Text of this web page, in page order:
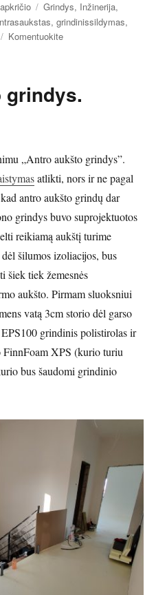
Kategorijos
Grindys, Inžinerija,
,grindinissildymas,
Komentuokiteįrašą
Grindinis
grindys.
„Antro aukšto grindys”.
atlikti, nors ir ne pagal
antro aukšto grindų dar
grindys buvo suprojektuotos
reikiamą aukštį turime
šilumos izoliacijos, bus
šiek tiek žemesnės
aukšto. Pirmam sluoksniui
vatą 3cm storio dėl garso
grindinis polistirolas ir
FinnFoam XPS (kurio turiu
bus šaudomi grindinio